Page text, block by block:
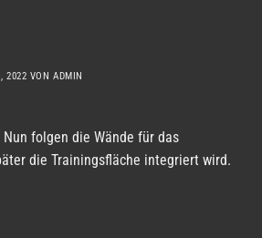
2022 VONADMIN
folgen die Wände für das
die Trainingsfläche integriert wird.